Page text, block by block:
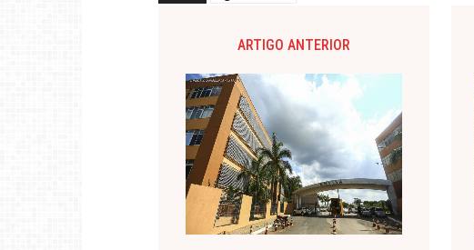
ARTIGO ANTERIOR